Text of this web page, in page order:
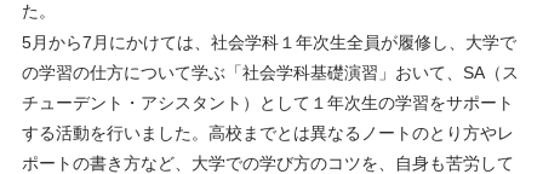
た。
5月から7月にかけては、社会学科１年次生全員が履修し、大学で
の学習の仕方について学ぶ「社会学科基礎演習」おいて、SA（ス
チューデント・アシスタント）として１年次生の学習をサポート
する活動を行いました。高校までとは異なるノートのとり方やレ
ポートの書き方など、大学での学び方のコツを、自身も苦労して